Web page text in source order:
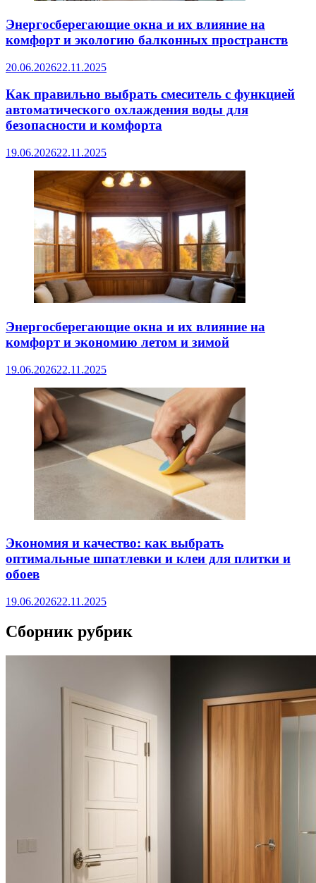
Энергосберегающие окна и их влияние на
комфорт и экологию балконных пространств
20.06.202622.11.2025
Как правильно выбрать смеситель с функцией
автоматического охлаждения воды для
безопасности и комфорта
19.06.202622.11.2025
Энергосберегающие окна и их влияние на
комфорт и экономию летом и зимой
19.06.202622.11.2025
Экономия и качество: как выбрать
оптимальные шпатлевки и клеи для плитки и
обоев
19.06.202622.11.2025
Сборник рубрик